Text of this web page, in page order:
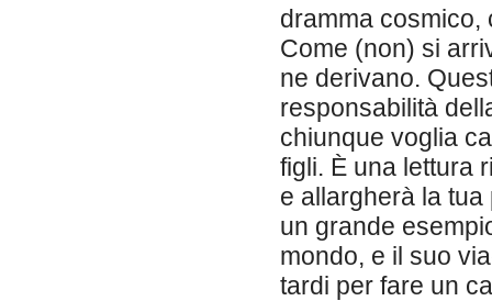
dramma cosmico,
Come (non) si
ne derivano.
responsabilità
chiunque voglia
figli. È una lettura
e allargherà la
un grande
mondo, e il suo
tardi per fare un